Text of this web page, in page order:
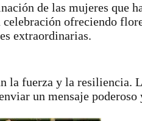
de las mujeres que
ofreciendo
extraordinarias.
la fuerza y la resiliencia.
un mensaje poderoso